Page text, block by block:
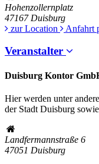
Hohenzollernplatz
47167 Duisburg
zur Location
Anfahrt
Veranstalter
Duisburg Kontor
Hier werden unter
der Stadt Duisburg
Landfermannstraße 6
47051 Duisburg